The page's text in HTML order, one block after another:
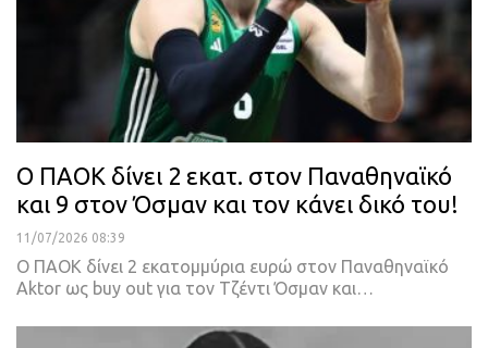
Ο ΠΑΟΚ δίνει 2 εκατ. στον Παναθηναϊκό
και 9 στον Όσμαν και τον κάνει δικό του!
11/07/2026 08:39
Ο ΠΑΟΚ δίνει 2 εκατομμύρια ευρώ στον Παναθηναϊκό
Aktor ως buy out για τον Τζέντι Όσμαν και…